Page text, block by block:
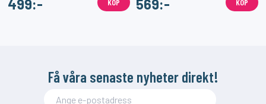
499:- KÖP 569:- KÖP
Få våra senaste nyheter direkt!